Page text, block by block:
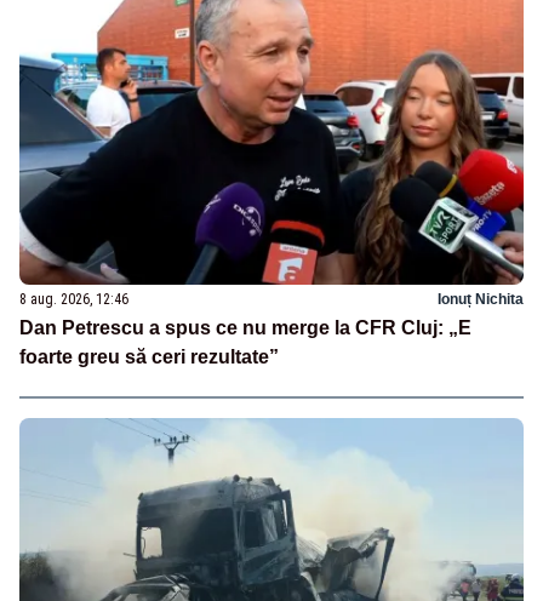
8 aug. 2026, 12:46 Ionuț Nichita
Dan Petrescu a spus ce nu merge la CFR Cluj: „E
foarte greu să ceri rezultate”